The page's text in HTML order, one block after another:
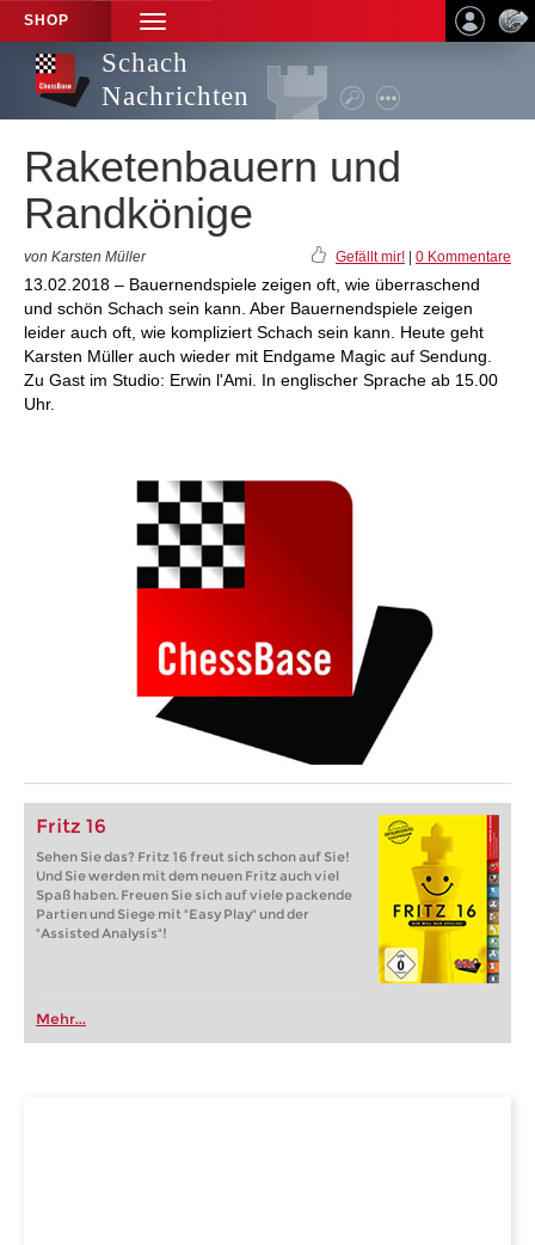
SHOP
TOGGLE
NAVIGATION
Schach
Nachrichten
Raketenbauern und
Randkönige
von Karsten Müller Gefällt mir! 0 Kommentare
13.02.2018 – Bauernendspiele zeigen oft, wie überraschend
und schön Schach sein kann. Aber Bauernendspiele zeigen
leider auch oft, wie kompliziert Schach sein kann. Heute geht
Karsten Müller auch wieder mit Endgame Magic auf Sendung.
Zu Gast im Studio: Erwin l'Ami. In englischer Sprache ab 15.00
Uhr.
Fritz 16
Sehen Sie das? Fritz 16 freut sich schon auf Sie!
Und Sie werden mit dem neuen Fritz auch viel
Spaß haben. Freuen Sie sich auf viele packende
Partien und Siege mit "Easy Play" und der
"Assisted Analysis"!
Mehr...